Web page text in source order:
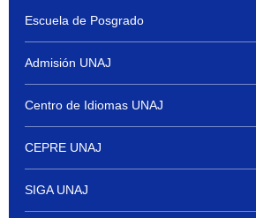
Escuela de Posgrado
Admisión UNAJ
Centro de Idiomas UNAJ
CEPRE UNAJ
SIGA UNAJ